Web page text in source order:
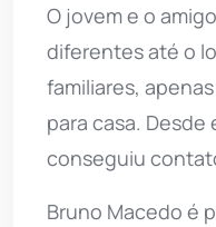
O jovem e o
diferentes até o
familiares,
para casa. Desde
conseguiu
Bruno Macedo é